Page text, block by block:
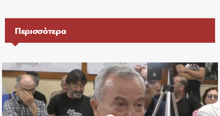
Περισσότερα